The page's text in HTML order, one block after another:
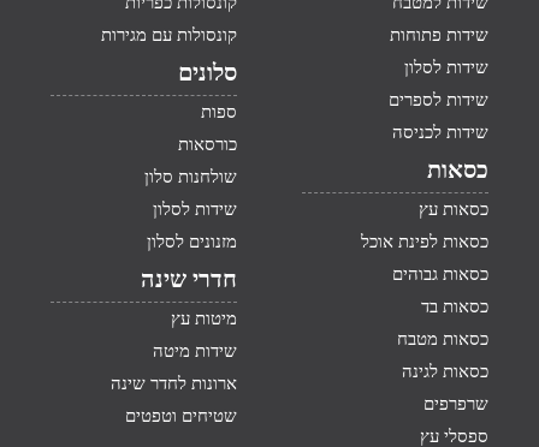
שידות פתוחות
שידות לסלון
שידות לספרים
שידות לכניסה
כסאות
כסאות עץ
כסאות לפינת אוכל
כסאות גבוהים
כסאות בד
כסאות מטבח
כסאות לגינה
שרפרפים
ספסלי עץ
קונסולות עם מגירות
סלונים
ספות
כורסאות
שולחנות סלון
שידות לסלון
מזנונים לסלון
חדרי שינה
מיטות עץ
שידות מיטה
ארונות לחדר שינה
שטיחים וטפטים